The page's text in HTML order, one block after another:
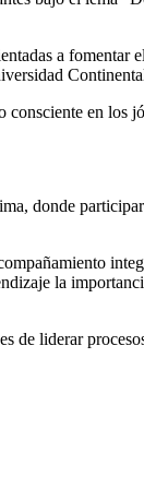
a fomentar
consciente en
donde
la
liderar